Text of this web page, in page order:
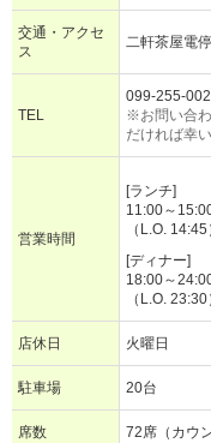
交通・アクセ
ス
二軒茶屋電
TEL
099-255-
※お問い合
だければ幸い
営業時間
[ランチ]
11:00～
（L.O. 14:45
[ディナー]
18:00～
（L.O. 23:30
店休日 火曜日
駐車場 20台
席数 72席（カウ